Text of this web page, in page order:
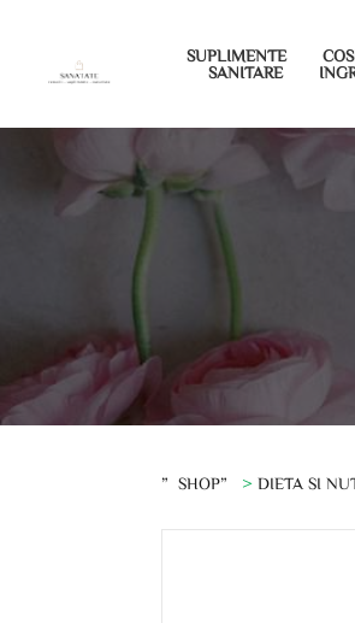
SUPLIMENTE
SANITARE
”SHOP” >DIETA SI